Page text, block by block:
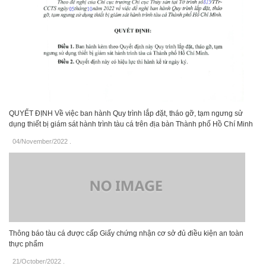
QUYẾT ĐỊNH Về việc ban hành Quy trình lắp đặt, tháo gỡ, tạm ngưng sử
dụng thiết bị giám sát hành trình tàu cá trên địa bàn Thành phố Hồ Chí Minh
04/November/2022
Thông báo tàu cá được cấp Giấy chứng nhận cơ sở đủ điều kiện an toàn
thực phẩm
21/October/2022 .